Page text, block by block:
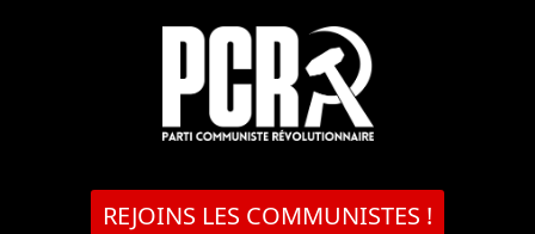
REJOINS LES COMMUNISTES !